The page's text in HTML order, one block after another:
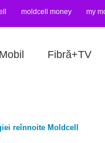
moldcell money my
Mobil Fibră+TV
reînnoite Moldcell